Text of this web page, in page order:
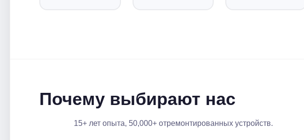
Почему выбирают нас
15+ лет опыта, 50,000+ отремонтированных устройств.